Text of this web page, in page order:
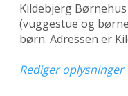
Kildebjerg
(vuggestue og
børn. Adressen er
Rediger oplysninger